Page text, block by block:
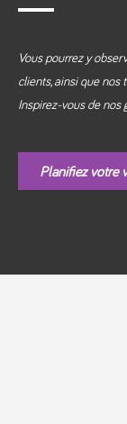
Vous pourrez y
clients, ainsi que
Inspirez-vous de nos
Planifiez votre